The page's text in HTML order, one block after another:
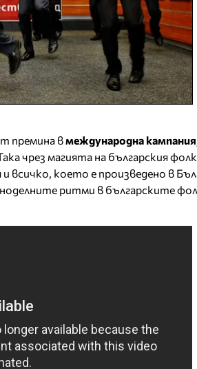
премина вмеждународна
Така чрез магията на българския
всичко, което е произведено в
ритми в българските